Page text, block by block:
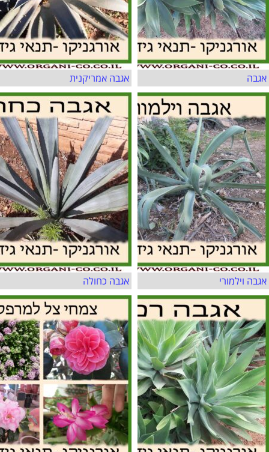
אגבה אגבה אמריקנית
אגבה וילמורי אגבה כחולה